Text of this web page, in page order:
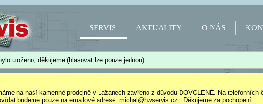
SERVIS AKTUALITY O NÁS
uloženo, děkujeme (hlasovat lze pouze jednou).
na naší kamenné prodejně v Lažanech zavřeno z důvodu DOVOLENÉ. Na telefonních
budeme pouze na emailové adrese: michal@hwservis.cz . Děkujeme za pochopení.